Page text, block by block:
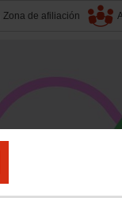
Zona de afiliación